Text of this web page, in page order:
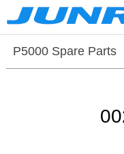
P5000 Spare Parts